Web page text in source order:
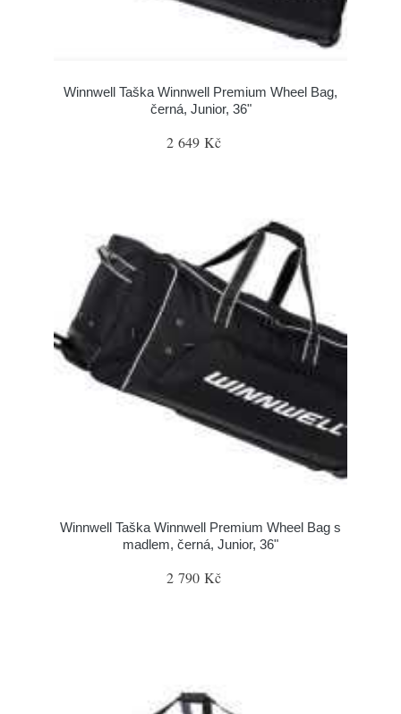
Winnwell Taška Winnwell Premium Wheel Bag,
černá, Junior, 36"
2 649 Kč
Winnwell Taška Winnwell Premium Wheel Bag s
madlem, černá, Junior, 36"
2 790 Kč